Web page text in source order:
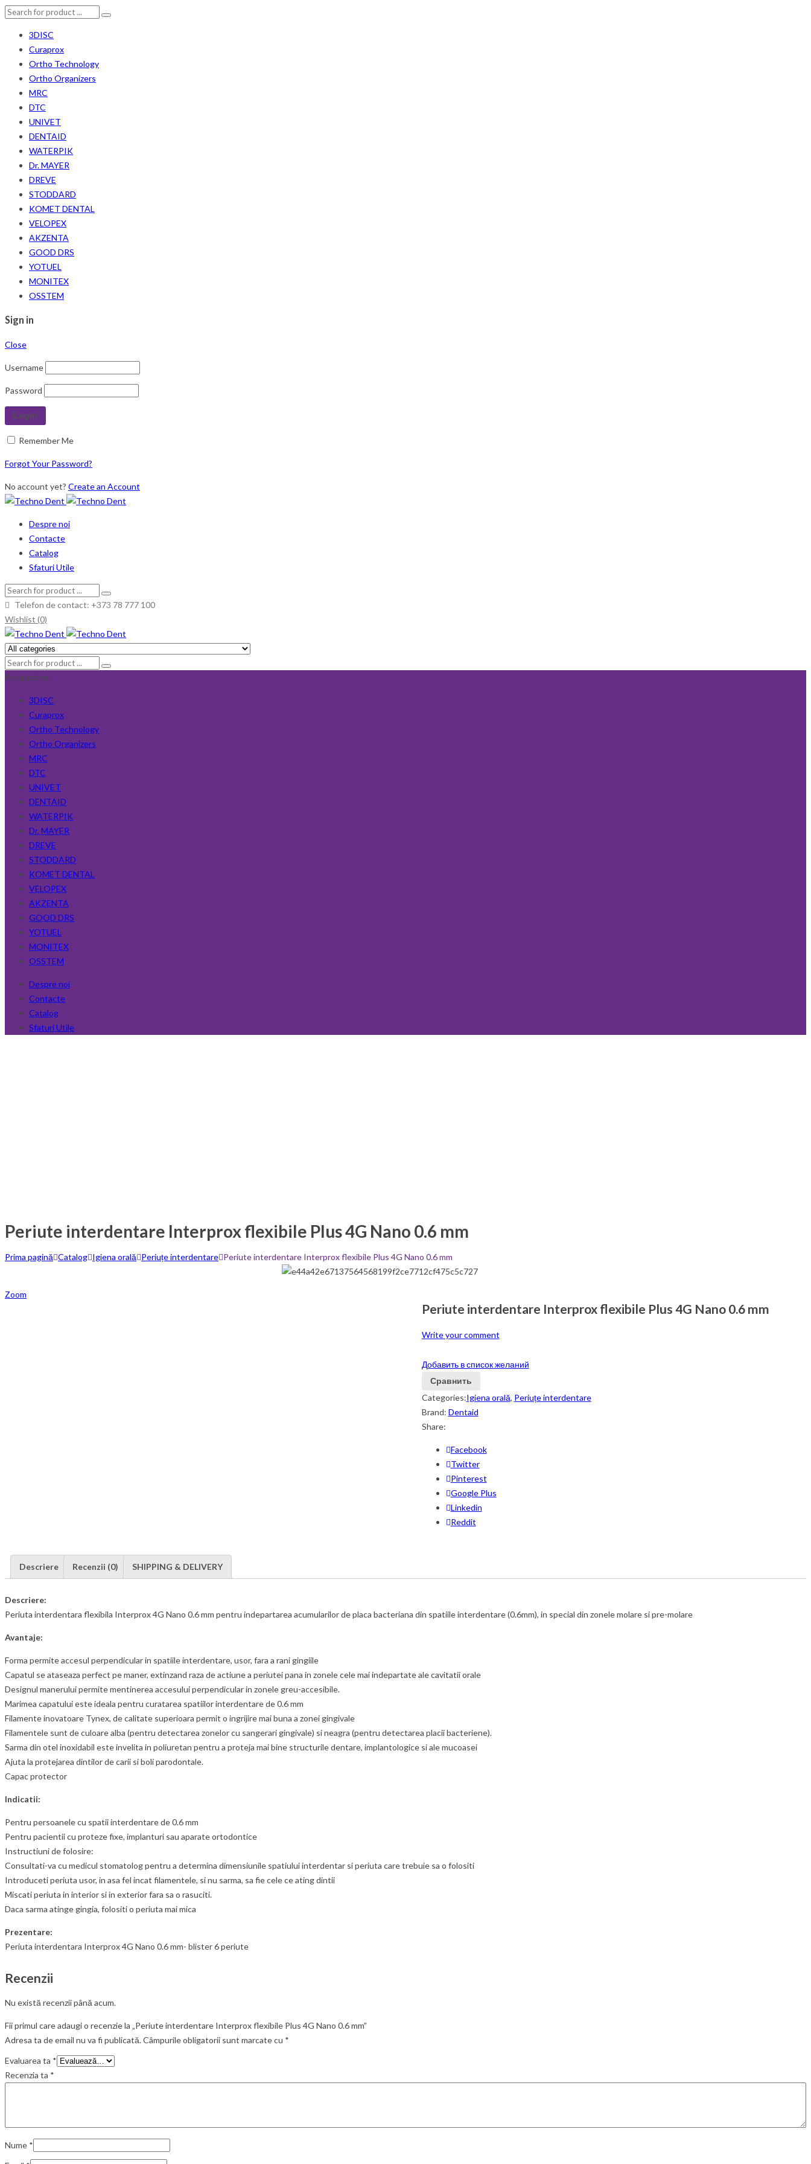
3DISC
Curaprox
Ortho Technology
Ortho Organizers
MRC
DTC
UNIVET
DENTAID
WATERPIK
Dr. MAYER
DREVE
STODDARD
KOMET DENTAL
VELOPEX
AKZENTA
GOOD DRS
YOTUEL
MONITEX
OSSTEM
Sign in
Close
Username
Password
Remember Me
Forgot Your Password?
No account yet? Create an Account
Despre noi
Contacte
Catalog
Sfaturi Utile
Telefon de contact: +373 78 777 100
Wishlist (0)
Producători
3DISC
Curaprox
Ortho Technology
Ortho Organizers
MRC
DTC
UNIVET
DENTAID
WATERPIK
Dr. MAYER
DREVE
STODDARD
KOMET DENTAL
VELOPEX
AKZENTA
GOOD DRS
YOTUEL
MONITEX
OSSTEM
Despre noi
Contacte
Catalog
Sfaturi Utile
Periute interdentare Interprox flexibile Plus 4G Nano 0.6 mm
Prima pagină Catalog Igiena orală Periuțe interdentare Periute interdentare Interprox flexibile Plus 4G Nano 0.6 mm
Zoom
Periute interdentare Interprox flexibile Plus 4G Nano 0.6 mm
Write your comment
Добавить в список желаний
Сравнить
Categories:Igiena orală, Periuțe interdentare
Brand: Dentaid
Share:
Facebook
Twitter
Pinterest
Google Plus
Linkedin
Reddit
Descriere Recenzii (0) SHIPPING & DELIVERY
Descriere:
Periuta interdentara flexibila Interprox 4G Nano 0.6 mm pentru indepartarea acumularilor de placa bacteriana din spatiile interdentare (0.6mm), in special din zonele molare si pre-molare
Avantaje:
Forma permite accesul perpendicular in spatiile interdentare, usor, fara a rani gingiile
Capatul se ataseaza perfect pe maner, extinzand raza de actiune a periutei pana in zonele cele mai indepartate ale cavitatii orale
Designul manerului permite mentinerea accesului perpendicular in zonele greu-accesibile.
Marimea capatului este ideala pentru curatarea spatiilor interdentare de 0.6 mm
Filamente inovatoare Tynex, de calitate superioara permit o ingrijire mai buna a zonei gingivale
Filamentele sunt de culoare alba (pentru detectarea zonelor cu sangerari gingivale) si neagra (pentru detectarea placii bacteriene).
Sarma din otel inoxidabil este invelita in poliuretan pentru a proteja mai bine structurile dentare, implantologice si ale mucoasei
Ajuta la protejarea dintilor de carii si boli parodontale.
Capac protector
Indicatii:
Pentru persoanele cu spatii interdentare de 0.6 mm
Pentru pacientii cu proteze fixe, implanturi sau aparate ortodontice
Instructiuni de folosire:
Consultati-va cu medicul stomatolog pentru a determina dimensiunile spatiului interdentar si periuta care trebuie sa o folositi
Introduceti periuta usor, in asa fel incat filamentele, si nu sarma, sa fie cele ce ating dintii
Miscati periuta in interior si in exterior fara sa o rasuciti.
Daca sarma atinge gingia, folositi o periuta mai mica
Prezentare:
Periuta interdentara Interprox 4G Nano 0.6 mm- blister 6 periute
Recenzii
Nu există recenzii până acum.
Fii primul care adaugi o recenzie la „Periute interdentare Interprox flexibile Plus 4G Nano 0.6 mm”
Adresa ta de email nu va fi publicată.Câmpurile obligatorii sunt marcate cu *
Evaluarea ta *
Recenzia ta *
Nume *